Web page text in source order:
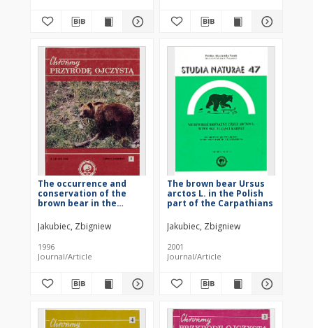
The occurrence and
conservation of the
brown bear in the
Mountains
Jakubiec, Zbigniew
1996
Journal/Article
The brown bear Ursus
arctos L. in the Polish
part of the Carpathians
Jakubiec, Zbigniew
2001
Journal/Article